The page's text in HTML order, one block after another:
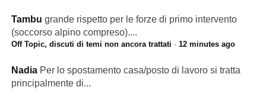
Tambu grande rispetto per le forze di primo intervento
(soccorso alpino compreso)....
Off Topic, discuti di temi non ancora trattati · 12 minutes ago
Nadia Per lo spostamento casa/posto di lavoro si tratta
principalmente di...